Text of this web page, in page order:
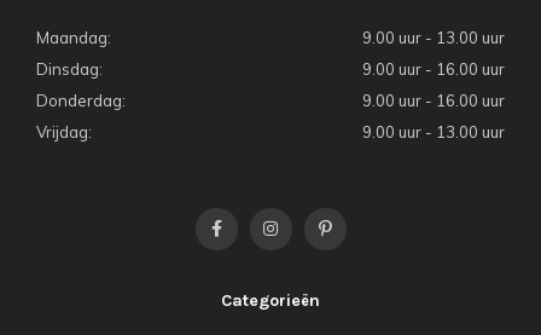
Maandag:
9.00 uur - 13.00 uur
Dinsdag:
9.00 uur - 16.00 uur
Donderdag:
9.00 uur - 16.00 uur
Vrijdag:
9.00 uur - 13.00 uur
Categorieën